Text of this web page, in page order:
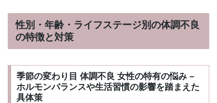
性別・年齢・ライフステージ別の体調不良
の特徴と対策
季節の変わり目 体調不良 女性の特有の悩み –
ホルモンバランスや生活習慣の影響を踏まえた
具体策